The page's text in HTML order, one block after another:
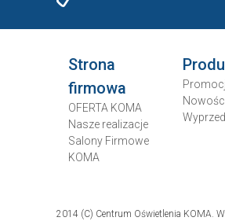
Strona
firmowa
OFERTA KOMA
Nasze realizacje
Salony Firmowe
KOMA
2014 (C) Centrum Oświetlenia KOMA.